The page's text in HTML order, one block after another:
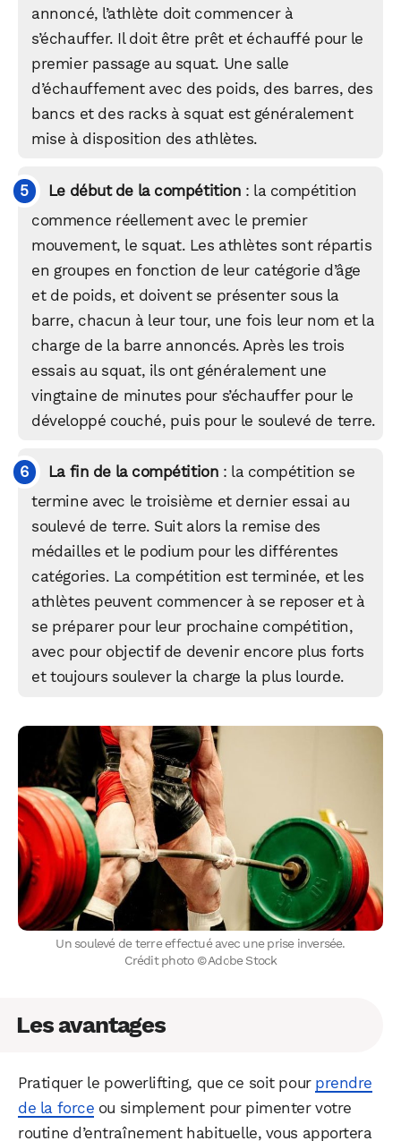
annoncé, l’athlète doit commencer à
s’échauffer. Il doit être prêt et échauffé pour le
premier passage au squat. Une salle
d’échauffement avec des poids, des barres, des
bancs et des racks à squat est généralement
mise à disposition des athlètes.
Le début de la compétition : la compétition
commence réellement avec le premier
mouvement, le squat. Les athlètes sont répartis
en groupes en fonction de leur catégorie d’âge
et de poids, et doivent se présenter sous la
barre, chacun à leur tour, une fois leur nom et la
charge de la barre annoncés. Après les trois
essais au squat, ils ont généralement une
vingtaine de minutes pour s’échauffer pour le
développé couché, puis pour le soulevé de terre.
La fin de la compétition : la compétition se
termine avec le troisième et dernier essai au
soulevé de terre. Suit alors la remise des
médailles et le podium pour les différentes
catégories. La compétition est terminée, et les
athlètes peuvent commencer à se reposer et à
se préparer pour leur prochaine compétition,
avec pour objectif de devenir encore plus forts
et toujours soulever la charge la plus lourde.
Un soulevé de terre effectué avec une prise inversée.
Crédit photo © Adobe Stock
Les avantages
Pratiquer le powerlifting, que ce soit pour prendre
de la force ou simplement pour pimenter votre
routine d’entraînement habituelle, vous apportera
Facebook X LinkedIn